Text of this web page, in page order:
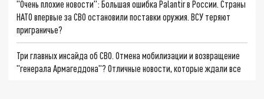
"Очень плохие новости": Большая ошибка Palantir в России. Страны
НАТО впервые за СВО остановили поставки оружия. ВСУ теряют
приграничье?
Три главных инсайда об СВО. Отмена мобилизации и возвращение
"генерала Армагеддона"? Отличные новости, которые ждали все